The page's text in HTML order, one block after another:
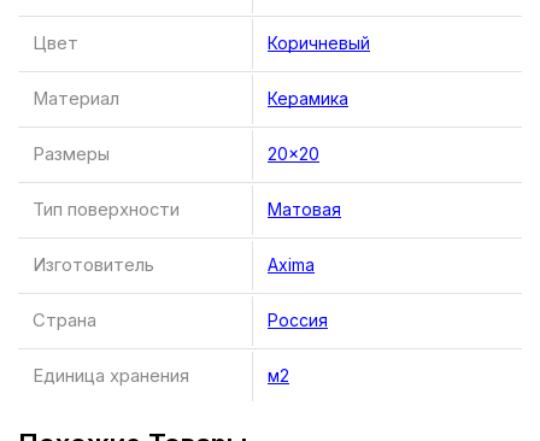
Цвет Коричневый
Материал Керамика
Размеры 20×20
Тип поверхности Матовая
Изготовитель Axima
Страна Россия
Единица хранения м2